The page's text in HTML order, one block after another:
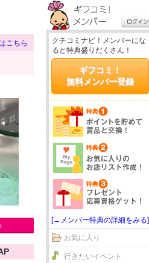
こちら
クチコミナビ！メンバーにな
ると特典盛りだくさん！
ギフコミ！
無料メンバー登録
[→メンバー特典の詳細をみる]
お気に入り
行きたいイベント